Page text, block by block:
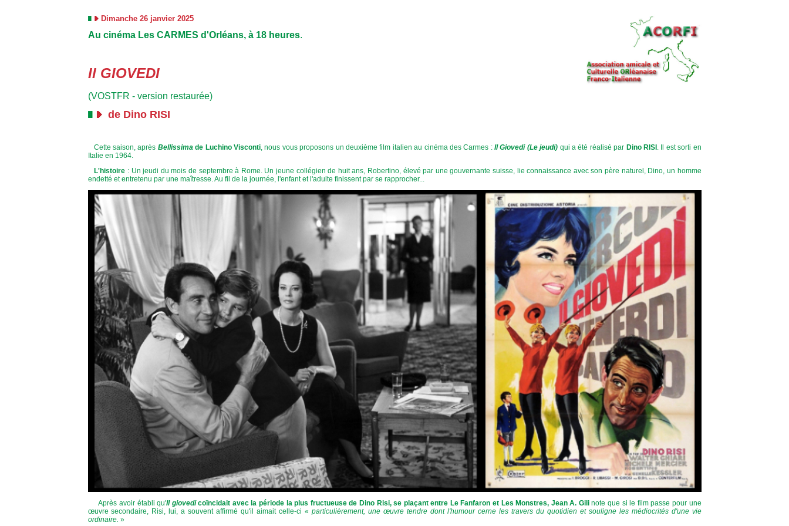
Dimanche 26 janvier 2025
Au cinéma Les CARMES d'Orléans, à 18 heures.
Il GIOVEDI
(VOSTFR - version restaurée)
de Dino RISI
Cette saison, après Bellissimade Luchino Visconti, nous vous proposons un deuxième film italien au cinéma des Carmes :Il Giovedi (Le jeudi) qui a été réalisé par Dino RISI . Il est sorti en
Italie en 1964.
L'histoire : Un jeudi du mois de septembre à Rome. Un jeune collégien de huit ans, Robertino, élevé par une gouvernante suisse, lie connaissance avec son père naturel, Dino, un homme
endetté et entretenu par une maîtresse. Au fil de la journée, l'enfant et l'adulte finissent par se rapprocher...
Après avoir établi qu'Il giovedicoïncidait avec la période la plus fructueuse de Dino Risi, se plaçant entre Le Fanfaron et Les Monstres, Jean A. Gilinote que si le film passe pour une
œuvre secondaire, Risi, lui, a souvent affirmé qu'il aimait celle-ci « particulièrement, une œuvre tendre dont l'humour cerne les travers du quotidien et souligne les médiocrités d'une vie
ordinaire. »